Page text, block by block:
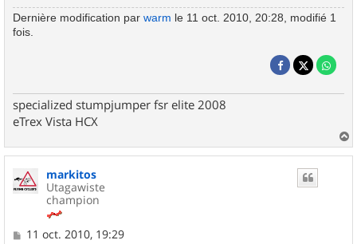
Dernière modification par warm le 11 oct. 2010, 20:28, modifié 1
fois.
specialized stumpjumper fsr elite 2008
eTrex Vista HCX
a
markitos
Utagawiste
champion
M11 oct. 2010, 19:29